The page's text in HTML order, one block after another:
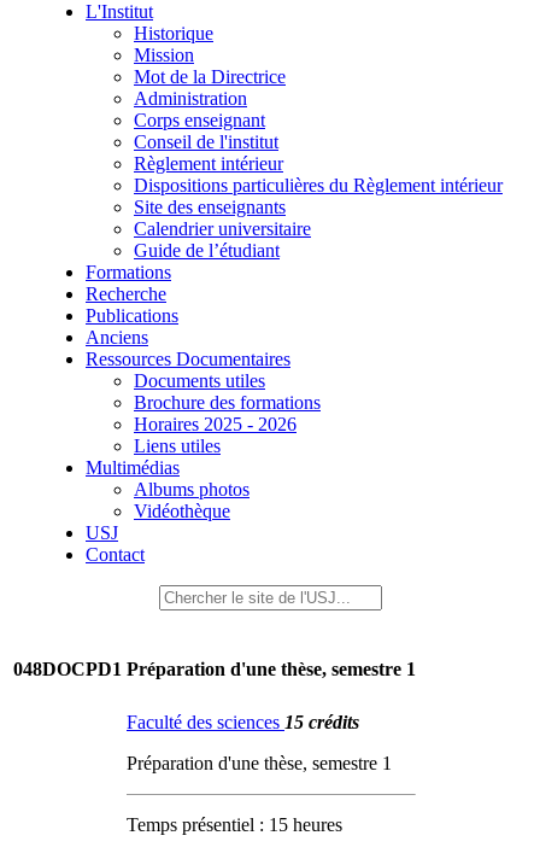
L'Institut
Historique
Mission
Mot de la Directrice
Administration
Corps enseignant
Conseil de l'institut
Règlement intérieur
Dispositions particulières du Règlement intérieur
Site des enseignants
Calendrier universitaire
Guide de l’étudiant
Formations
Recherche
Publications
Anciens
Ressources Documentaires
Documents utiles
Brochure des formations
Horaires 2025 - 2026
Liens utiles
Multimédias
Albums photos
Vidéothèque
USJ
Contact
048DOCPD1 Préparation d'une thèse, semestre 1
Faculté des sciences 15 crédits
Préparation d'une thèse, semestre 1
Temps présentiel : 15 heures